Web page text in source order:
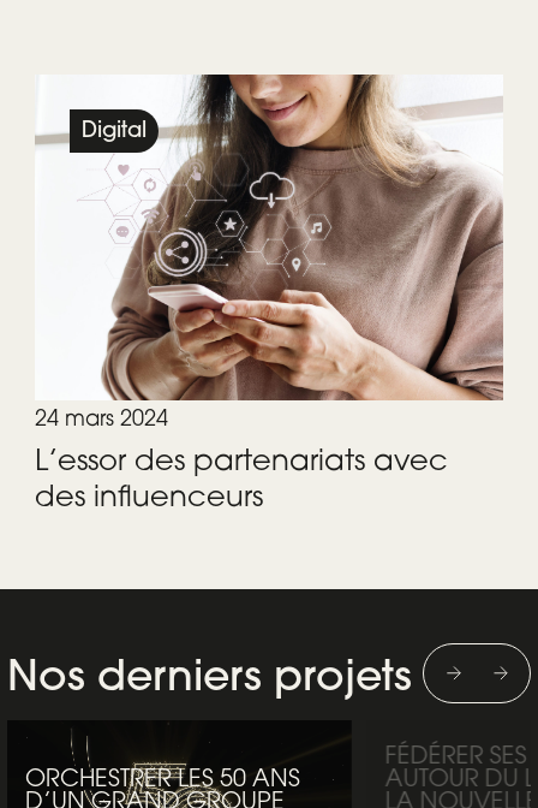
Digital
24 mars 2024
L’essor des partenariats avec
des influenceurs
Nos derniers projets
ORCHESTRER LES 50 ANS
D’UN GRAND GROUPE
FÉDÉRER SES
AUTOUR DU
LA